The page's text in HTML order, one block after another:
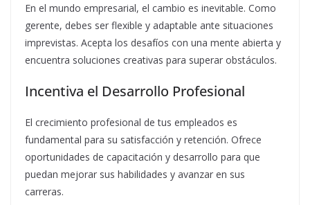
En el mundo empresarial, el cambio es inevitable. Como
gerente, debes ser flexible y adaptable ante situaciones
imprevistas. Acepta los desafíos con una mente abierta y
encuentra soluciones creativas para superar obstáculos.
Incentiva el Desarrollo Profesional
El crecimiento profesional de tus empleados es
fundamental para su satisfacción y retención. Ofrece
oportunidades de capacitación y desarrollo para que
puedan mejorar sus habilidades y avanzar en sus
carreras.